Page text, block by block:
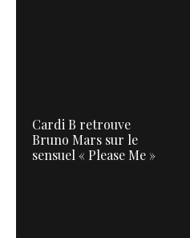
Cardi B retrouve
Bruno Mars sur le
sensuel « Please Me »